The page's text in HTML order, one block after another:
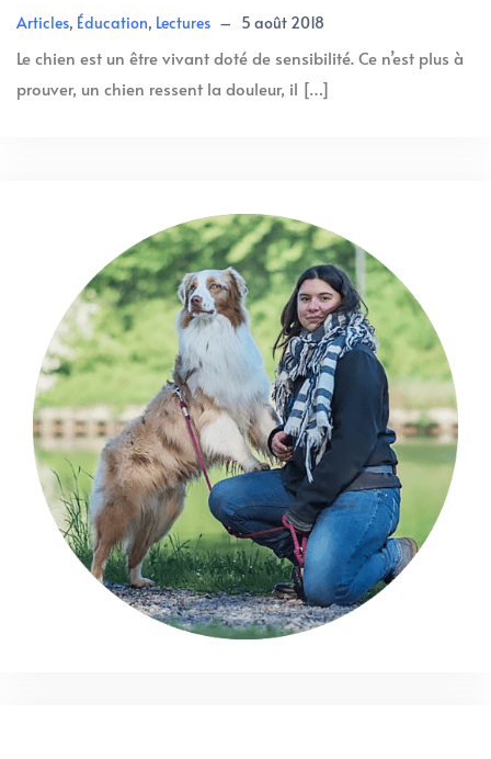
Articles, Éducation, Lectures – 5 août 2018
Le chien est un être vivant doté de sensibilité. Ce n’est plus à
prouver, un chien ressent la douleur, il […]